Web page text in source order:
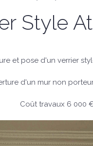
Style
et pose d'un verrier
d'un mur non
Coût travaux 6 000